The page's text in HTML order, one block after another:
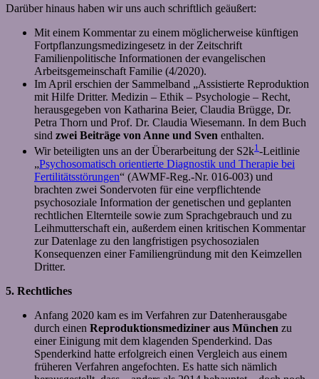
Darüber hinaus haben wir uns auch schriftlich geäußert:
Mit einem Kommentar zu einem möglicherweise künftigen
Fortpflanzungsmedizingesetz in der Zeitschrift
Familienpolitische Informationen der evangelischen
Arbeitsgemeinschaft Familie (4/2020).
Im April erschien der Sammelband „Assistierte Reproduktion
mit Hilfe Dritter. Medizin – Ethik – Psychologie – Recht,
herausgegeben von Katharina Beier, Claudia Brügge, Dr.
Petra Thorn und Prof. Dr. Claudia Wiesemann. In dem Buch
sind zwei Beiträge von Anne und Sven enthalten.
Wir beteiligten uns an der Überarbeitung der S2k1 -Leitlinie
„Psychosomatisch orientierte Diagnostik und Therapie bei
Fertilitätsstörungen“ (AWMF-Reg.-Nr. 016-003) und
brachten zwei Sondervoten für eine verpflichtende
psychosoziale Information der genetischen und geplanten
rechtlichen Elternteile sowie zum Sprachgebrauch und zu
Leihmutterschaft ein, außerdem einen kritischen Kommentar
zur Datenlage zu den langfristigen psychosozialen
Konsequenzen einer Familiengründung mit den Keimzellen
Dritter.
5. Rechtliches
Anfang 2020 kam es im Verfahren zur Datenherausgabe
durch einen Reproduktionsmediziner aus München zu
einer Einigung mit dem klagenden Spenderkind. Das
Spenderkind hatte erfolgreich einen Vergleich aus einem
früheren Verfahren angefochten. Es hatte sich nämlich